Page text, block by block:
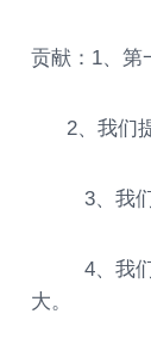
贡献： 1、第
2、 我们
3、 我
4、我
大。